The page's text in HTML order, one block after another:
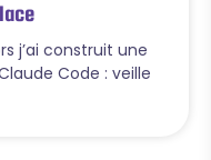
j’ai construit une
Code : veille